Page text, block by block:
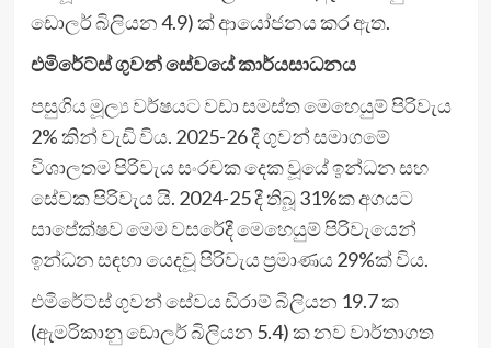
ඩොලර් බිලියන 4.9) ක් ආයෝජනය කර ඇත.
එමිරේට්ස් ගුවන් සේවයේ කාර්යසාධනය
පසුගිය මූල්‍ය වර්ෂයට වඩා සමස්ත මෙහෙයුම් පිරිවැය
2% කින් වැඩි විය. 2025-26 දී ගුවන් සමාගමේ
විශාලතම පිරිවැය සංරචක දෙක වූයේ ඉන්ධන සහ
සේවක පිරිවැය යි. 2024-25 දී තිබූ 31%ක අගයට
සාපේක්ෂව මෙම වසරේදී මෙහෙයුම් පිරිවැයෙන්
ඉන්ධන සඳහා යෙදවූ පිරිවැය ප්‍රමාණය 29%ක් විය.
එමිරේට්ස් ගුවන් සේවය ඩිරාම් බිලියන 19.7 ක
(ඇමරිකානු ඩොලර් බිලියන 5.4) ක නව වාර්තාගත